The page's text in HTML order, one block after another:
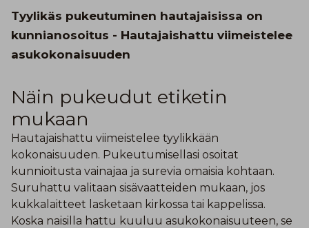
Tyylikäs pukeutuminen hautajaisissa on
kunnianosoitus - Hautajaishattu viimeistelee
asukokonaisuuden
Näin pukeudut etiketin
mukaan
Hautajaishattu viimeistelee tyylikkään
kokonaisuuden. Pukeutumisellasi osoitat
kunnioitusta vainajaa ja surevia omaisia kohtaan.
Suruhattu valitaan sisävaatteiden mukaan, jos
kukkalaitteet lasketaan kirkossa tai kappelissa.
Koska naisilla hattu kuuluu asukokonaisuuteen, se